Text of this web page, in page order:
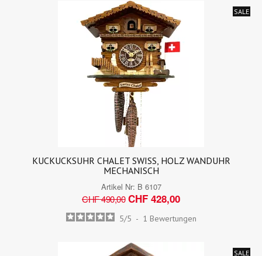
SALE
KUCKUCKSUHR CHALET SWISS, HOLZ WANDUHR
MECHANISCH
Artikel Nr: B 6107
CHF 490,00 CHF 428,00
5/5 - 1 Bewertungen
SALE